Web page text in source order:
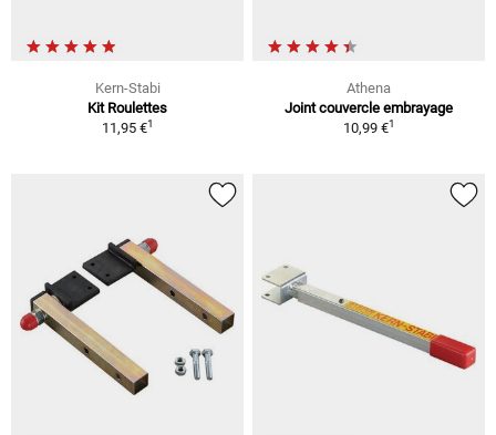
Kern-Stabi
Kit Roulettes
11,95 €1
Athena
Joint couvercle embrayage
10,99 €1